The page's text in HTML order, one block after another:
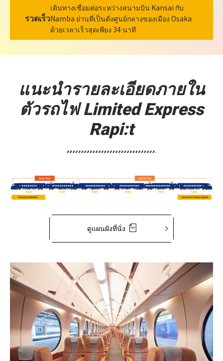
รวดเร็ว
เดินทางเชื่อมต่อระหว่างสนามบิน Kansai กับ
Namba ย่านที่เป็นดั่งศูนย์กลางของเมือง Osaka
ด้วยเวลาเร็วสุดเพียง 34 นาที
แนะนำรายละเอียดภายใน
ตัวรถไฟ Limited Express
Rapi:t
ดูแผนผังที่นั่ง